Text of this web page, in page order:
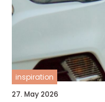
inspiration
27. May 2026